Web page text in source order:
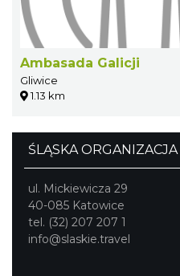
Ambasada Galicji
Gliwice
1.13 km
ŚLĄSKA
ul. Mickiewicza 29
40-085 Katowice
tel. (32) 207 207 1
info@slaskie.travel